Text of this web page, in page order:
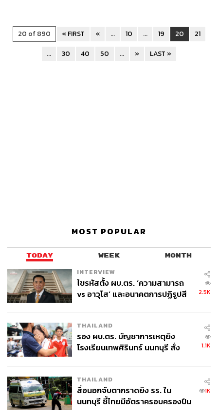
20 of 890 « FIRST « ... 10 ... 19 20
21
...
30 40 50 ... » LAST »
MOST POPULAR
TODAY WEEK MONTH
INTERVIEW
ไขรหัสตั้ง ผบ.ตร. ‘ความสามารถ
vs อาวุโส’ และอนาคตการปฏิรูปสี
2.5K
THAILAND
รอง ผบ.ตร. บัญชาการเหตุยิง
โรงเรียนเทพศิรินทร์ นนทบุรี สั่ง
1.1K
THAILAND
สื่อนอกจับตากราดยิง รร. ใน
นนทบุรี ชี้ไทยมีอัตราครอบครองปืน
1K